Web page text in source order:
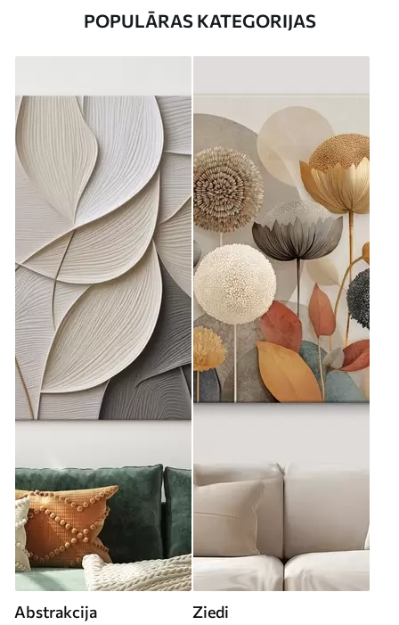
POPULĀRAS KATEGORIJAS
Abstrakcija Ziedi